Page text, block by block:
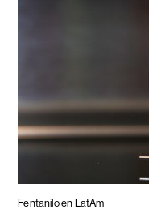
Fentanilo en LatAm